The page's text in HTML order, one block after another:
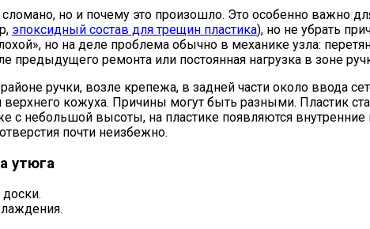
но и почему это произошло. Это особенно важно
эпоксидный состав для трещин пластика), но не убрать
но на деле проблема обычно в механике узла:
предыдущего ремонта или постоянная нагрузка в зоне
ручки, возле крепежа, в задней части около ввода
кожуха. Причины могут быть разными. Пластик
с небольшой высоты, на пластике появляются
почти неизбежно.
утюга